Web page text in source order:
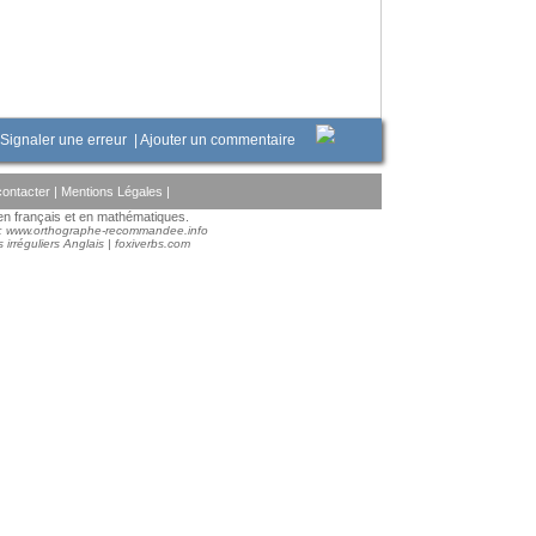
Signaler une erreur Ajouter un commentaire
| Mentions Légales |
français et en mathématiques.
www.orthographe-recommandee.info
irréguliers Anglais | foxiverbs.com